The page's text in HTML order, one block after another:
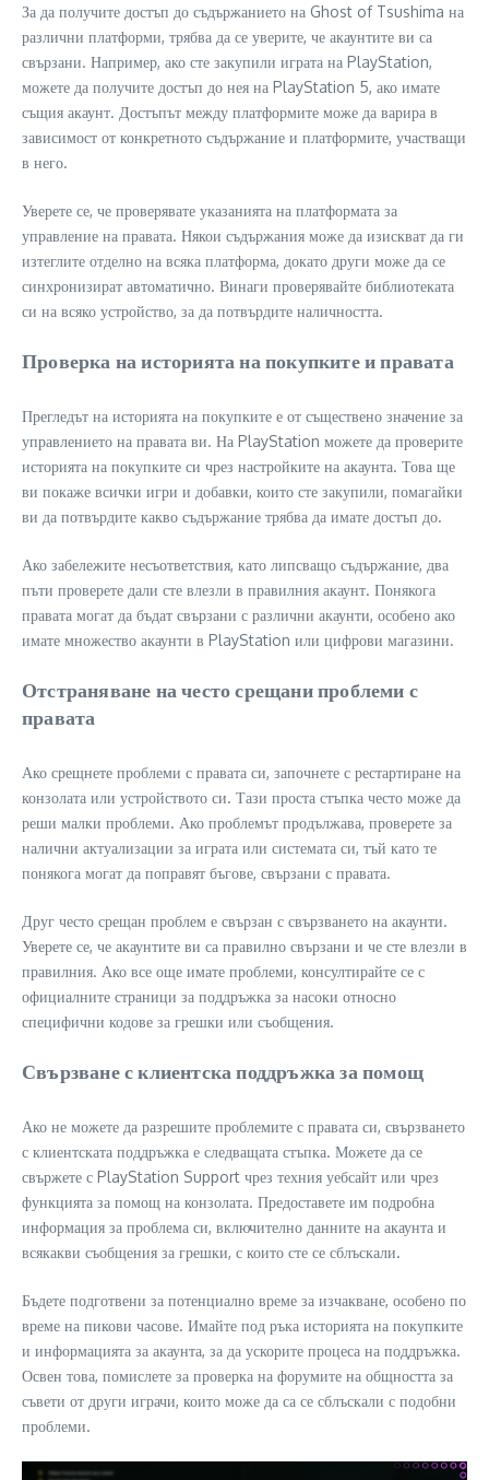
За да получите достъп до съдържанието на Ghost of Tsushima на
различни платформи, трябва да се уверите, че акаунтите ви са
свързани. Например, ако сте закупили играта на PlayStation,
можете да получите достъп до нея на PlayStation 5, ако имате
същия акаунт. Достъпът между платформите може да варира в
зависимост от конкретното съдържание и платформите, участващи
в него.
Уверете се, че проверявате указанията на платформата за
управление на правата. Някои съдържания може да изискват да ги
изтеглите отделно на всяка платформа, докато други може да се
синхронизират автоматично. Винаги проверявайте библиотеката
си на всяко устройство, за да потвърдите наличността.
Проверка на историята на покупките и правата
Прегледът на историята на покупките е от съществено значение за
управлението на правата ви. На PlayStation можете да проверите
историята на покупките си чрез настройките на акаунта. Това ще
ви покаже всички игри и добавки, които сте закупили, помагайки
ви да потвърдите какво съдържание трябва да имате достъп до.
Ако забележите несъответствия, като липсващо съдържание, два
пъти проверете дали сте влезли в правилния акаунт. Понякога
правата могат да бъдат свързани с различни акаунти, особено ако
имате множество акаунти в PlayStation или цифрови магазини.
Отстраняване на често срещани проблеми с
правата
Ако срещнете проблеми с правата си, започнете с рестартиране на
конзолата или устройството си. Тази проста стъпка често може да
реши малки проблеми. Ако проблемът продължава, проверете за
налични актуализации за играта или системата си, тъй като те
понякога могат да поправят бъгове, свързани с правата.
Друг често срещан проблем е свързан с свързването на акаунти.
Уверете се, че акаунтите ви са правилно свързани и че сте влезли в
правилния. Ако все още имате проблеми, консултирайте се с
официалните страници за поддръжка за насоки относно
специфични кодове за грешки или съобщения.
Свързване с клиентска поддръжка за помощ
Ако не можете да разрешите проблемите с правата си, свързването
с клиентската поддръжка е следващата стъпка. Можете да се
свържете с PlayStation Support чрез техния уебсайт или чрез
функцията за помощ на конзолата. Предоставете им подробна
информация за проблема си, включително данните на акаунта и
всякакви съобщения за грешки, с които сте се сблъскали.
Бъдете подготвени за потенциално време за изчакване, особено по
време на пикови часове. Имайте под ръка историята на покупките
и информацията за акаунта, за да ускорите процеса на поддръжка.
Освен това, помислете за проверка на форумите на общността за
съвети от други играчи, които може да са се сблъскали с подобни
проблеми.